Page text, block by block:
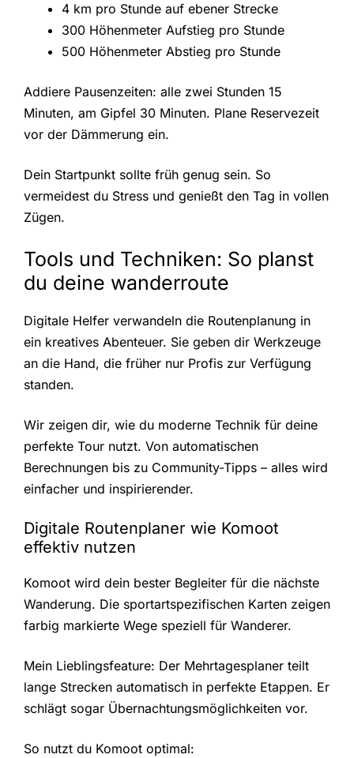
4 km pro Stunde auf ebener Strecke
300 Höhenmeter Aufstieg pro Stunde
500 Höhenmeter Abstieg pro Stunde
Addiere Pausenzeiten: alle zwei Stunden 15
Minuten, am Gipfel 30 Minuten. Plane Reservezeit
vor der Dämmerung ein.
Dein Startpunkt sollte früh genug sein. So
vermeidest du Stress und genießt den Tag in vollen
Zügen.
Tools und Techniken: So planst
du deine wanderroute
Digitale Helfer verwandeln die Routenplanung in
ein kreatives Abenteuer. Sie geben dir Werkzeuge
an die Hand, die früher nur Profis zur Verfügung
standen.
Wir zeigen dir, wie du moderne Technik für deine
perfekte Tour nutzt. Von automatischen
Berechnungen bis zu Community-Tipps – alles wird
einfacher und inspirierender.
Digitale Routenplaner wie Komoot
effektiv nutzen
Komoot wird dein bester Begleiter für die nächste
Wanderung. Die sportartspezifischen Karten zeigen
farbig markierte Wege speziell für Wanderer.
Mein Lieblingsfeature: Der Mehrtagesplaner teilt
lange Strecken automatisch in perfekte Etappen. Er
schlägt sogar Übernachtungsmöglichkeiten vor.
So nutzt du Komoot optimal: